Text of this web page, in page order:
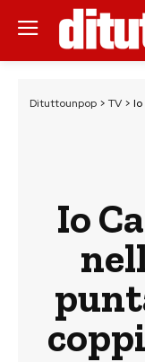
Dituttounpop> TV>
Io